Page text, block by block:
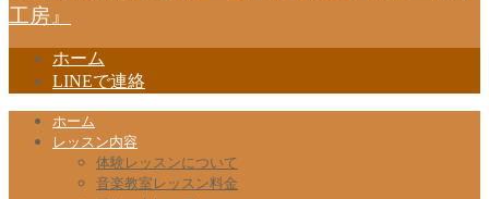
工房』
ホーム
LINEで連絡
ホーム
レッスン内容
体験レッスンについて
音楽教室レッスン料金